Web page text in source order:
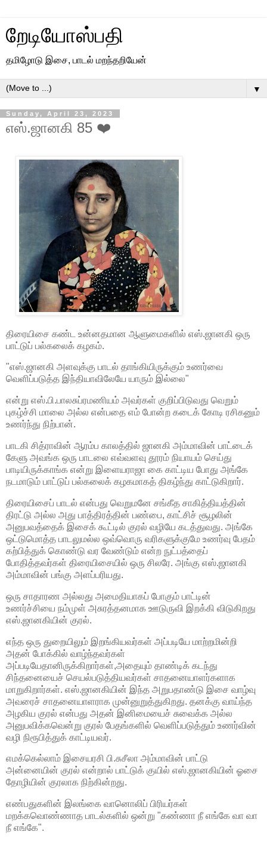
றேடியோஸ்பதி
தமிழோடு இசை, பாடல் மறந்தறியேன்
▼
Sunday, April 23, 2023
எஸ்.ஜானகி 85 ❤️
திரையிசை கண்ட உன்னதமான ஆளுமைகளில் எஸ்.ஜானகி ஒரு
பாட்டுப் பல்கலைக் கழகம்.
"எஸ்.ஜானகி அளவுக்கு பாடல் தாங்கியிருக்கும் உணர்வை
வெளிப்படுத்த இந்தியாவிலேயே யாரும் இல்லை"
என்று எஸ்.பி.பாலசுப்ரமணியம் அவர்கள் குறிப்பிடுவது வெறும்
புகழ்ச்சி மாலை அல்ல என்பதை எம் போன்ற கடைக் கோடி ரசிகனும்
உணர்ந்து நிற்பான்.
பாடகி சித்ராவின் ஆரம்ப காலத்தில் ஜானகி அம்மாவின் பாட்டைக்
கேளு அவங்க ஒரு பாடலை எவ்வளவு தூரம் நியாயம் செய்து
பாடியிருக்காங்க என்று இளையராஜா கை காட்டிய போது அங்கே
நடமாடும் பாட்டுப் பல்கலைக் கழகமாகத் திகழ்ந்து காட்டுகிறார்.
திரையிசைப் பாடல் என்பது வெறுமனே சங்கீத சாகித்தியத்தின்
திரட்டு அல்ல அது பாத்திரத்தின் பண்பை, காட்சிச் சூழலின்
அனுபவத்தைக் இசைக் கூட்டில் குரல் வழியே கடத்துவது. அங்கே
ஒட்டுமொத்த பாடலுமல்ல ஒவ்வொரு வரிகளுக்குமே உணர்வு பேதம்
கற்பித்துக் கொண்டு வர வேண்டும் என்ற நுட்பத்தைப்
போதித்தவர்கள் திரையிசையில் ஒரு சிலரே. அங்கு எஸ்.ஜானகி
அம்மாவின் பங்கு அளப்பரியது.
ஒரு சாதாரண அல்லது அமைதியாகப் போகும் பாட்டின்
உணர்ச்சியை நம்முள் அசுரத்தனமாக ஊடுருவி இறக்கி விடுகிறது
எஸ்.ஜானகியின் குரல்.
எந்த ஒரு துறையிலும் இறங்கியவர்கள் அப்படியே மாற்றமின்றி
அதன் போக்கில் வாழ்ந்தவர்கள்
அப்படியேதானிருக்கிறார்கள்,அதையும் தாண்டிக் கடந்து
சிந்தனையைச் செயல்படுத்தியவர்கள் சாதனையாளர்களாக
மாறுகிறார்கள். எஸ்.ஜானகியின் இந்த அறுபதாண்டு இசை வாழ்வு
அவரைச் சாதனையாளராக முன்னுறுத்துகிறது. தனக்கு வாய்ந்த
அழகிய குரல் என்பது அதன் இனிமையைச் சுவைக்க அல்ல
அனுபவிக்கவென்று குரல் பேதங்களில் வெளிப்படுத்தும் உணர்வின்
வழி நிரூபித்துக் காட்டியவர்.
எமக்கெல்லாம் இசையரசி பி.சுசீலா அம்மாவின் பாட்டு
அன்னையின் குரல் என்றால் பாட்டுக் குயில் எஸ்.ஜானகியின் ஓசை
தோழியின் குரலாக நிற்கின்றது.
எண்பதுகளின் இலங்கை வானொலிப் பிரியர்கள்
மறக்கவொண்ணாத பாடல்களில் ஒன்று "கண்ணா நீ எங்கே வா வா
நீ எங்கே".